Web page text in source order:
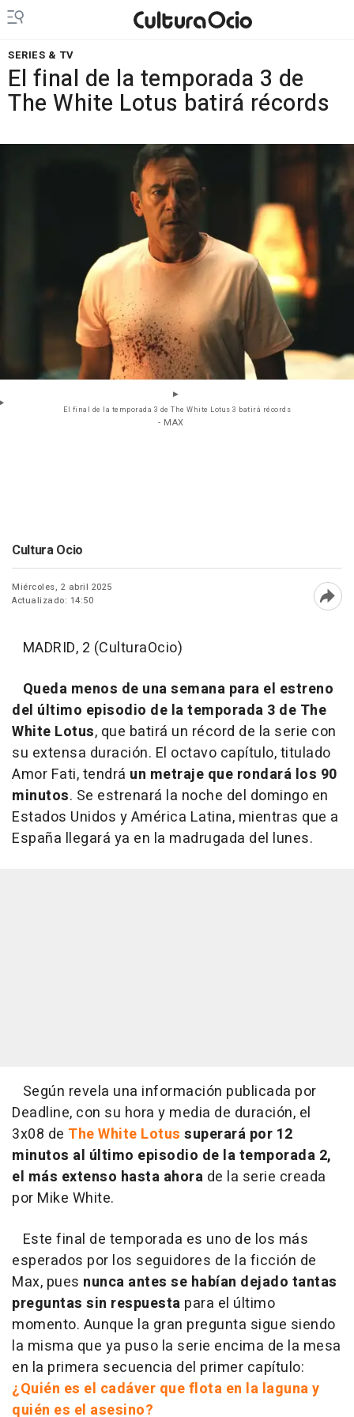
SERIES & TV
El final de la temporada 3 de
The White Lotus batirá récords
El final de la temporada 3 de The White Lotus 3 batirá récords
- MAX
Cultura Ocio
Miércoles, 2 abril 2025
Actualizado: 14:50
MADRID, 2 (CulturaOcio)
Queda menos de una semana para el estreno
del último episodio de la temporada 3 de The
White Lotus, que batirá un récord de la serie con
su extensa duración. El octavo capítulo, titulado
Amor Fati, tendrá un metraje que rondará los 90
minutos. Se estrenará la noche del domingo en
Estados Unidos y América Latina, mientras que a
España llegará ya en la madrugada del lunes.
Según revela una información publicada por
Deadline, con su hora y media de duración, el
3x08 de The White Lotus superará por 12
minutos al último episodio de la temporada 2,
el más extenso hasta ahora de la serie creada
por Mike White.
Este final de temporada es uno de los más
esperados por los seguidores de la ficción de
Max, pues nunca antes se habían dejado tantas
preguntas sin respuesta para el último
momento. Aunque la gran pregunta sigue siendo
la misma que ya puso la serie encima de la mesa
en la primera secuencia del primer capítulo:
¿Quién es el cadáver que flota en la laguna y
quién es el asesino?